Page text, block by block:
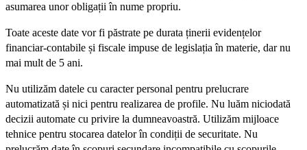
asumarea unor obligații în nume propriu.
Toate aceste date vor fi păstrate pe durata ținerii evidențelor
financiar-contabile și fiscale impuse de legislația în materie, dar nu
mai mult de 5 ani.
Nu utilizăm datele cu caracter personal pentru prelucrare
automatizată și nici pentru realizarea de profile. Nu luăm niciodată
decizii automate cu privire la dumneavoastră. Utilizăm mijloace
tehnice pentru stocarea datelor în condiții de securitate. Nu